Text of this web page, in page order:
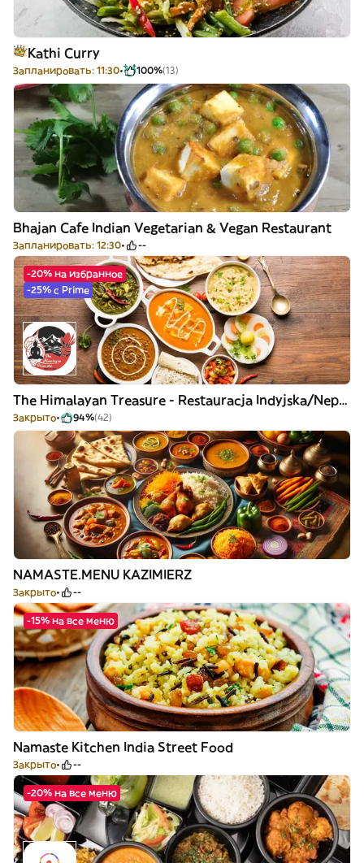
Kathi Curry
Запланировать: 11:30 100%(13)
Bhajan Cafe Indian Vegetarian & Vegan Restaurant
Запланировать: 12:30 --
-20% на избранное
-25% с Prime
The Himalayan Treasure - Restauracja Indyjska/Nepalska
Закрыто 94%(42)
NAMASTE.MENU KAZIMIERZ
Закрыто --
-15% на все меню
Namaste Kitchen India Street Food
Закрыто --
-20% на все меню